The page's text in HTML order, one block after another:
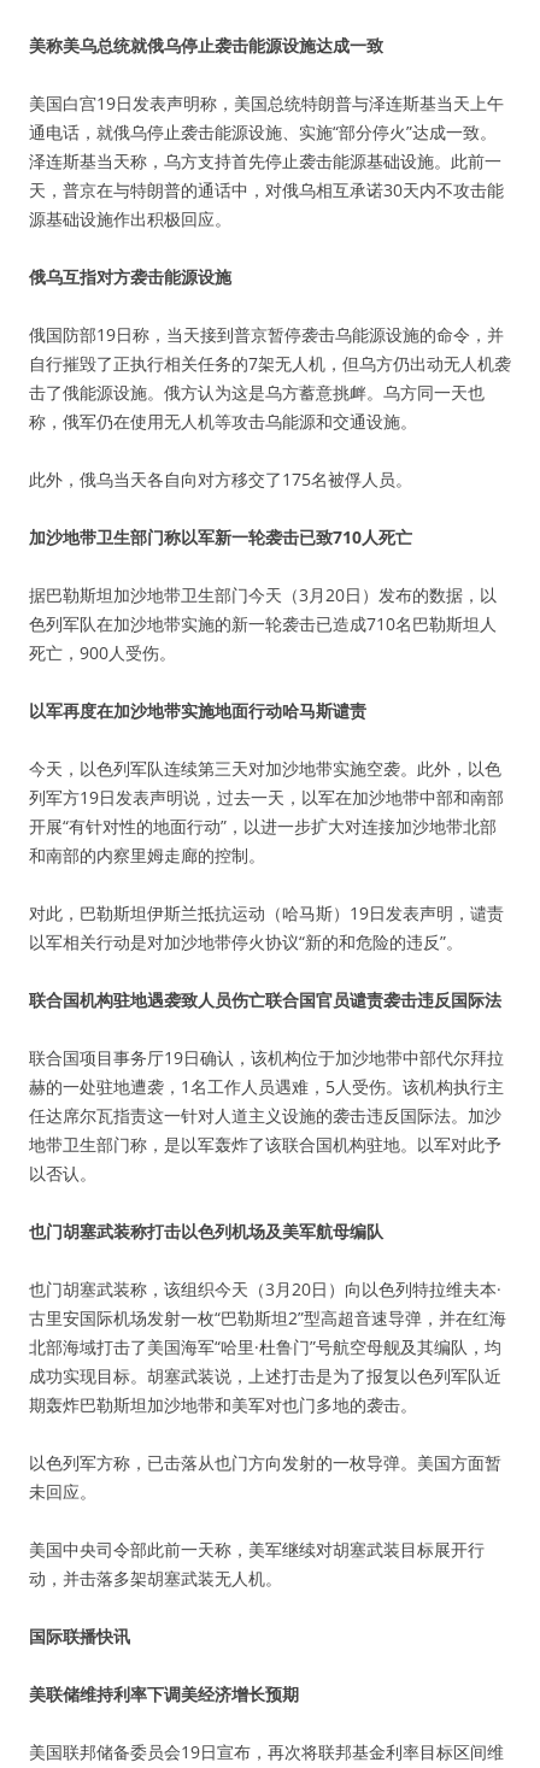
美称美乌总统就俄乌停止袭击能源设施达成一致
美国白宫19日发表声明称，美国总统特朗普与泽连斯基当天上午
通电话，就俄乌停止袭击能源设施、实施“部分停火”达成一致。
泽连斯基当天称，乌方支持首先停止袭击能源基础设施。此前一
天，普京在与特朗普的通话中，对俄乌相互承诺30天内不攻击能
源基础设施作出积极回应。
俄乌互指对方袭击能源设施
俄国防部19日称，当天接到普京暂停袭击乌能源设施的命令，并
自行摧毁了正执行相关任务的7架无人机，但乌方仍出动无人机袭
击了俄能源设施。俄方认为这是乌方蓄意挑衅。乌方同一天也
称，俄军仍在使用无人机等攻击乌能源和交通设施。
此外，俄乌当天各自向对方移交了175名被俘人员。
加沙地带卫生部门称以军新一轮袭击已致710人死亡
据巴勒斯坦加沙地带卫生部门今天（3月20日）发布的数据，以
色列军队在加沙地带实施的新一轮袭击已造成710名巴勒斯坦人
死亡，900人受伤。
以军再度在加沙地带实施地面行动哈马斯谴责
今天，以色列军队连续第三天对加沙地带实施空袭。此外，以色
列军方19日发表声明说，过去一天，以军在加沙地带中部和南部
开展“有针对性的地面行动”，以进一步扩大对连接加沙地带北部
和南部的内察里姆走廊的控制。
对此，巴勒斯坦伊斯兰抵抗运动（哈马斯）19日发表声明，谴责
以军相关行动是对加沙地带停火协议“新的和危险的违反”。
联合国机构驻地遇袭致人员伤亡联合国官员谴责袭击违反国际法
联合国项目事务厅19日确认，该机构位于加沙地带中部代尔拜拉
赫的一处驻地遭袭，1名工作人员遇难，5人受伤。该机构执行主
任达席尔瓦指责这一针对人道主义设施的袭击违反国际法。加沙
地带卫生部门称，是以军轰炸了该联合国机构驻地。以军对此予
以否认。
也门胡塞武装称打击以色列机场及美军航母编队
也门胡塞武装称，该组织今天（3月20日）向以色列特拉维夫本·
古里安国际机场发射一枚“巴勒斯坦2”型高超音速导弹，并在红海
北部海域打击了美国海军“哈里·杜鲁门”号航空母舰及其编队，均
成功实现目标。胡塞武装说，上述打击是为了报复以色列军队近
期轰炸巴勒斯坦加沙地带和美军对也门多地的袭击。
以色列军方称，已击落从也门方向发射的一枚导弹。美国方面暂
未回应。
美国中央司令部此前一天称，美军继续对胡塞武装目标展开行
动，并击落多架胡塞武装无人机。
国际联播快讯
美联储维持利率下调美经济增长预期
美国联邦储备委员会19日宣布，再次将联邦基金利率目标区间维